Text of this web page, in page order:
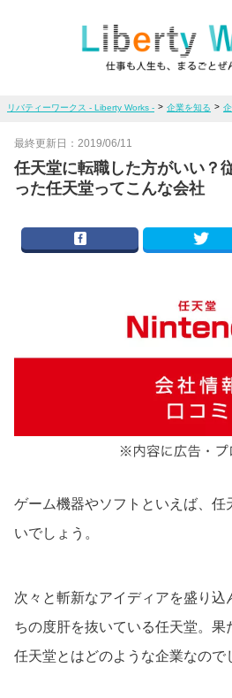
リバティーワークス - Liberty Works - > 企業を知る >
最終更新日： 2019/06/11
任天堂に転職した方がいい？
った任天堂ってこんな会社
ゲーム機器やソフトといえば、任
いでしょう。
次々と斬新なアイディアを盛り込
ちの度肝を抜いている任天堂。果
任天堂とはどのような企業なので